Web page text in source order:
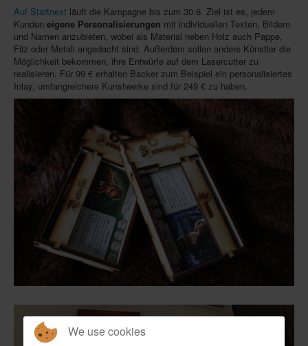
Spieledatenbank
Premium login
Neuheiten-New Games
Köpfe-Heads
Preise-Awards
Branchen-/Wirtschaftsnews
Interviews
Crowdfunding
Veranstaltungen-Events
In eigener Sache-On our own behalf
Archivierte Meldungen-News archive
Auf Startnext läuft die Kampagne bis zum 30.6. Ziel ist es, jedem
Kunden eigene Personalisierungen mit individuellen Texten, Bildern
und Namen anzubieten, wobei als Material neben Holz auch Pappe,
Filz oder Metall angedacht sind. Außerdem sollen andere Künstler die
Möglichkeit bekommen, ihre Entwürfe auf dem Lasercutter zu
realisieren. Für 99 € erhalten Backer zum Beispiel ein personalisiertes
Inlay, umfangreichere Kunstwerke sind für 249 € zu haben.
We use cookies